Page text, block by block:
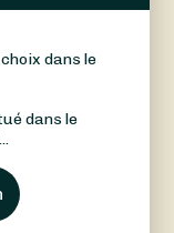
dans le
dans le